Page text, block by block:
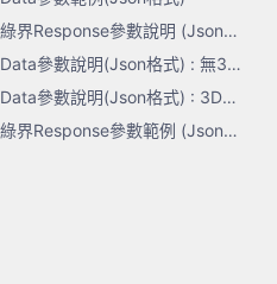
綠界Response參數說明 (Json格式):
Data參數說明(Json格式) : 無3D驗證
Data參數說明(Json格式) : 3D驗證
綠界Response參數範例 (Json格式)